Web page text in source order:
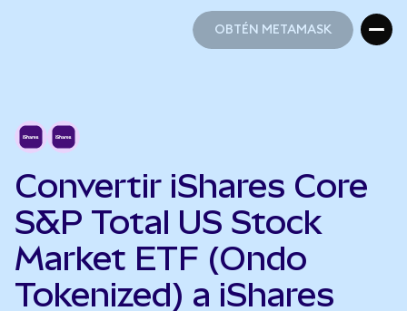
OBTÉN METAMASK
Convertir iShares Core
S&P Total US Stock
Market ETF (Ondo
Tokenized) a iShares